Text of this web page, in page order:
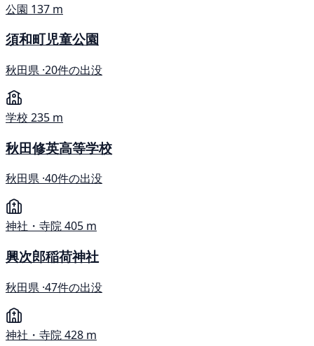
公園 137 m
須和町児童公園
秋田県 ·20件の出没
学校 235 m
秋田修英高等学校
秋田県 ·40件の出没
神社・寺院405 m
興次郎稲荷神社
秋田県 ·47件の出没
神社・寺院428 m